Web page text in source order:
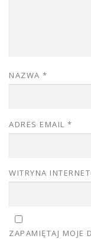
NAZWA *
ADRES EMAIL *
WITRYNA
ZAPAMIĘTAJ MOJE